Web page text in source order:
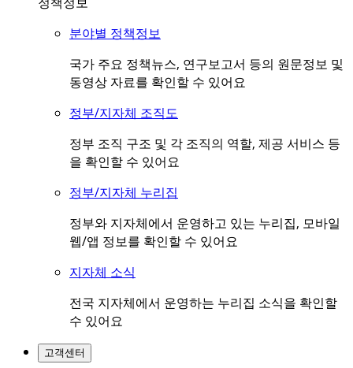
분야별 정책정보
국가 주요 정책뉴스, 연구보고서 등의 원문정보 및
동영상 자료를 확인할 수 있어요
정부/지자체 조직도
정부 조직 구조 및 각 조직의 역할, 제공 서비스 등
을 확인할 수 있어요
정부/지자체 누리집
정부와 지자체에서 운영하고 있는 누리집, 모바일
웹/앱 정보를 확인할 수 있어요
지자체 소식
전국 지자체에서 운영하는 누리집 소식을 확인할
수 있어요
고객센터